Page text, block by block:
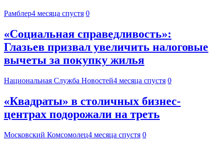
Рамблер4 месяца спустя 0
«Социальная справедливость»:
Глазьев призвал увеличить налоговые
вычеты за покупку жилья
Национальная Служба Новостей4 месяца спустя 0
«Квадраты» в столичных бизнес-
центрах подорожали на треть
Московский Комсомолец4 месяца спустя 0